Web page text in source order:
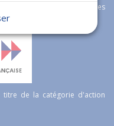
de transaction immobilières
titre de la catégorie d'action